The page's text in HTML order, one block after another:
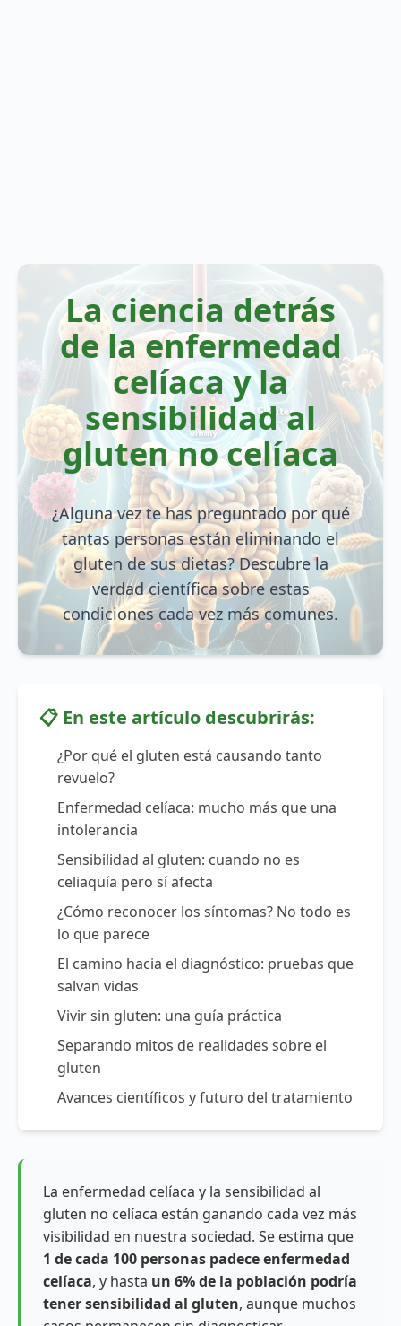
La ciencia detrás
de la enfermedad
celíaca y la
sensibilidad al
gluten no celíaca
¿Alguna vez te has preguntado por qué
tantas personas están eliminando el
gluten de sus dietas? Descubre la
verdad científica sobre estas
condiciones cada vez más comunes.
📋 En este artículo descubrirás:
¿Por qué el gluten está causando tanto
revuelo?
Enfermedad celíaca: mucho más que una
intolerancia
Sensibilidad al gluten: cuando no es
celiaquía pero sí afecta
¿Cómo reconocer los síntomas? No todo es
lo que parece
El camino hacia el diagnóstico: pruebas que
salvan vidas
Vivir sin gluten: una guía práctica
Separando mitos de realidades sobre el
gluten
Avances científicos y futuro del tratamiento
La enfermedad celíaca y la sensibilidad al
gluten no celíaca están ganando cada vez más
visibilidad en nuestra sociedad. Se estima que
1 de cada 100 personas padece enfermedad
celíaca, y hasta un 6% de la población podría
tener sensibilidad al gluten, aunque muchos